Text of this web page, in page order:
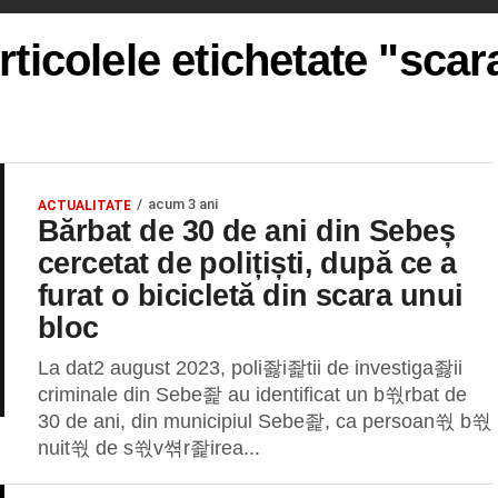
etichetate
ACTUALITATE acum 3 ani
Bărbat de 30 de ani din Sebeș
cercetat de polițiști, după ce a
furat o bicicletă din scara unui
bloc
La dat2 august 2023, poli좛i좙tii de investiga좛ii
criminale din Sebe좙 au identificat un b쒃rbat de
30 de ani, din municipiul Sebe좙, ca persoan쒃 b쒃
nuit쒃 de s쒃v쎢r좙irea...